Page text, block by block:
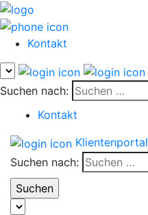
Kontakt
Suchen nach:
Kontakt
Klientenportal
Suchen nach: